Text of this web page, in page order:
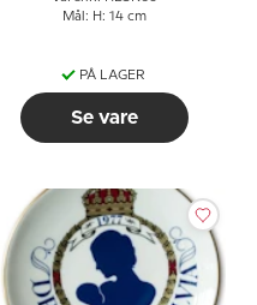
Mål: H: 14 cm
PÅ LAGER
Se vare